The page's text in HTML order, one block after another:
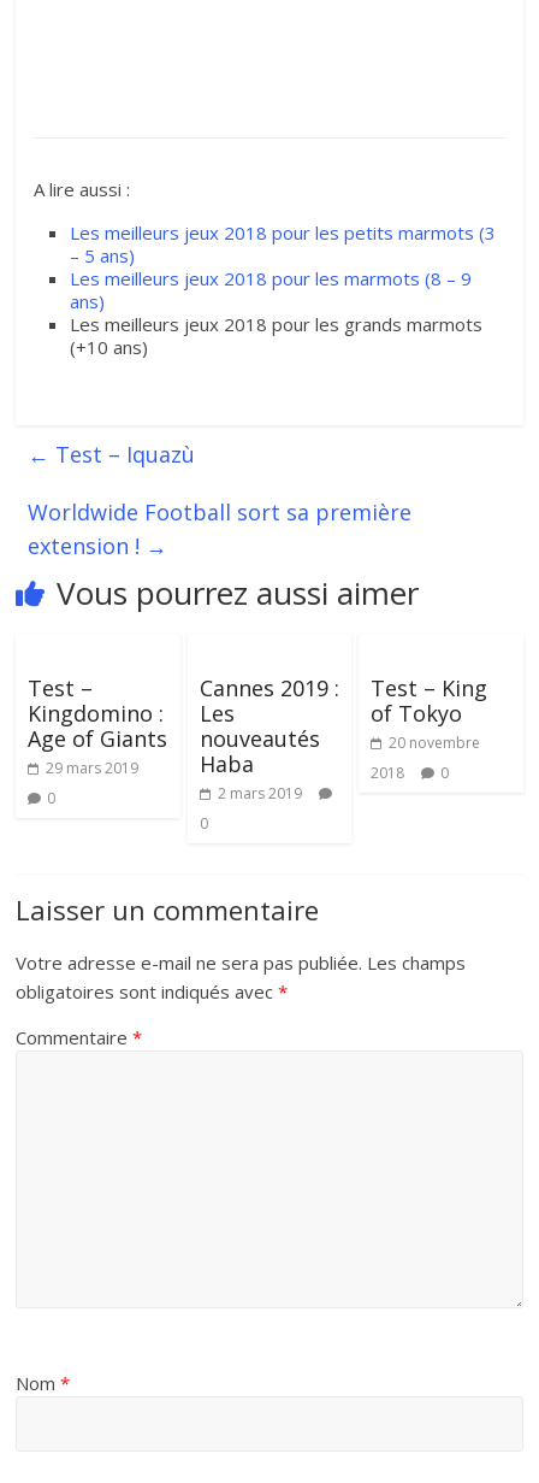
A lire aussi :
Les meilleurs jeux 2018 pour les petits marmots (3
– 5 ans)
Les meilleurs jeux 2018 pour les marmots (8 – 9
ans)
Les meilleurs jeux 2018 pour les grands marmots
(+10 ans)
← Test – Iquazù
Worldwide Football sort sa première
extension ! →
Vous pourrez aussi aimer
Test –
Kingdomino :
Age of Giants
29 mars 2019
0
Cannes 2019 :
Les
nouveautés
Haba
2 mars 2019
0
Test – King
of Tokyo
20 novembre
2018
0
Laisser un commentaire
Votre adresse e-mail ne sera pas publiée. Les champs
obligatoires sont indiqués avec*
Commentaire*
Nom*